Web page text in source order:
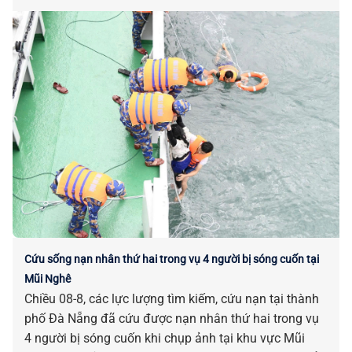
bị tác động, ảnh hưởng do sắp xếp đơn vị hành chính.
Cứu sống nạn nhân thứ hai trong vụ 4 người bị sóng cuốn tại
Mũi Nghê
Chiều 08-8, các lực lượng tìm kiếm, cứu nạn tại thành
phố Đà Nẵng đã cứu được nạn nhân thứ hai trong vụ
4 người bị sóng cuốn khi chụp ảnh tại khu vực Mũi